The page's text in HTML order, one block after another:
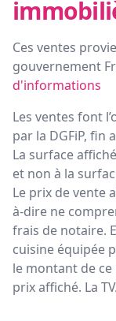
Ces ventes
gouvernement
d'informations
Les ventes font
par la DGFiP, fin
La surface
et non à la
Le prix de vente
à-dire ne
frais de notaire.
cuisine équipée
le montant de
prix affiché. La